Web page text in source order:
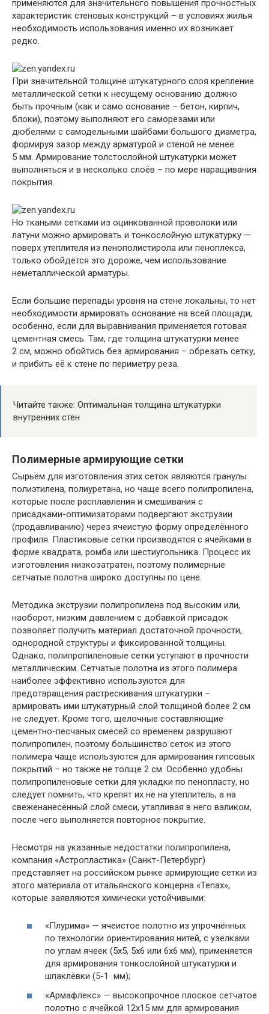
применяются для значительного повышения прочностных
характеристик стеновых конструкций – в условиях жилья
необходимость использования именно их возникает
редко.
При значительной толщине штукатурного слоя крепление
металлической сетки к несущему основанию должно
быть прочным (как и само основание – бетон, кирпич,
блоки), поэтому выполняют его саморезами или
дюбелями с самодельными шайбами большого диаметра,
формируя зазор между арматурой и стеной не менее
5 мм. Армирование толстослойной штукатурки может
выполняться и в несколько слоёв – по мере наращивания
покрытия.
Но ткаными сетками из оцинкованной проволоки или
латуни можно армировать и тонкослойную штукатурку —
поверх утеплителя из пенополистирола или пеноплекса,
только обойдётся это дороже, чем использование
неметаллической арматуры.
Если большие перепады уровня на стене локальны, то нет
необходимости армировать основание на всей площади,
особенно, если для выравнивания применяется готовая
цементная смесь. Там, где толщина штукатурки менее
2 см, можно обойтись без армирования – обрезать сетку,
и прибить её к стене по периметру реза.
Читайте также: Оптимальная толщина штукатурки
внутренних стен
Полимерные армирующие сетки
Сырьём для изготовления этих сеток являются гранулы
полиэтилена, полиуретана, но чаще всего полипропилена,
которые после расплавления и смешивания с
присадками-оптимизаторами подвергают экструзии
(продавливанию) через ячеистую форму определённого
профиля. Пластиковые сетки производятся с ячейками в
форме квадрата, ромба или шестиугольника. Процесс их
изготовления низкозатратен, поэтому полимерные
сетчатые полотна широко доступны по цене.
Методика экструзии полипропилена под высоким или,
наоборот, низким давлением с добавкой присадок
позволяет получить материал достаточной прочности,
однородной структуры и фиксированной толщины.
Однако, полипропиленовые сетки уступают в прочности
металлическим. Сетчатые полотна из этого полимера
наиболее эффективно используются для
предотвращения растрескивания штукатурки –
армировать ими штукатурный слой толщиной более 2 см
не следует. Кроме того, щелочные составляющие
цементно-песчаных смесей со временем разрушают
полипропилен, поэтому большинство сеток из этого
полимера чаще используются для армирования гипсовых
покрытий – но также не толще 2 см. Особенно удобны
полипропиленовые сетки для укладки по пенопласту, но
следует помнить, что крепят их не на утеплитель, а на
свеженанесённый слой смеси, утапливая в него валиком,
после чего выполняется повторное покрытие.
Несмотря на указанные недостатки полипропилена,
компания «Астропластика» (Санкт-Петербург)
представляет на российском рынке армирующие сетки из
этого материала от итальянского концерна «Tenax»,
которые заявляются химически устойчивыми:
«Плурима» — ячеистое полотно из упрочнённых
по технологии ориентирования нитей, с узелками
по углам ячеек (5х5, 5х6 или 6х6 мм), применяется
для армирования тонкослойной штукатурки и
шпаклёвки (5-1 мм);
«Армафлекс» — высокопрочное плоское сетчатое
полотно с ячейкой 12х15 мм для армирования